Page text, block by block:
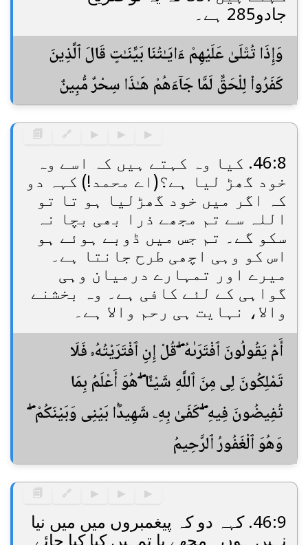
جادو285 ہے۔
وَإِذَا تُتْلَىٰ عَلَيْهِمْ ءَايَـٰتُنَا بَيِّنَـٰتٍ قَالَ ٱلَّذِينَ
كَفَرُوا۟ لِلْحَقِّ لَمَّا جَآءَهُمْ هَـٰذَا سِحْرٌ مُّبِينٌ
▶
▶
▶
🔗
🗐
46:8. کیا وہ کہتے ہیں کہ اسے وہ
خود گھڑ لیا ہے؟(اے محمد!) کہہ دو
کہ اگر میں خود گھڑلیا ہو تا تو
اللہ سے تم مجھے ذرا بھی بچا نہ
سکو گے۔ تم جس میں ڈوبے ہوئے ہو
اس کو وہی اچھی طرح جانتا ہے۔
میرے اور تمہارے درمیان وہی
گواہی کے لئے کافی ہے۔ وہ بخشنے
والا، نہایت ہی رحم والا ہے۔
أَمْ يَقُولُونَ ٱفْتَرَىٰهُ ۖ قُلْ إِنِ ٱفْتَرَيْتُهُۥ فَلَا
تَمْلِكُونَ لِى مِنَ ٱللَّهِ شَيْـًٔا ۖ هُوَ أَعْلَمُ بِمَا
تُفِيضُونَ فِيهِ ۖ كَفَىٰ بِهِۦ شَهِيدًۢا بَيْنِى وَبَيْنَكُمْ ۖ
وَهُوَ ٱلْغَفُورُ ٱلرَّحِيمُ
▶
▶
▶
🔗
🗐
46:9. کہہ دو کہ پیغمبروں میں میں نیا